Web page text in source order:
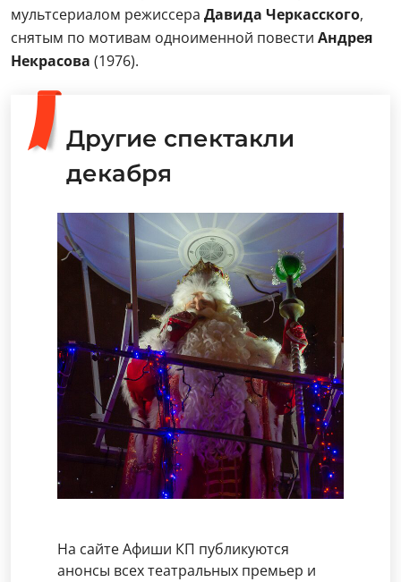
мультсериалом режиссера Давида Черкасского,
снятым по мотивам одноименной повести Андрея
Некрасова (1976).
Другие спектакли
декабря
На сайте Афиши КП публикуются
анонсы всех театральных премьер и